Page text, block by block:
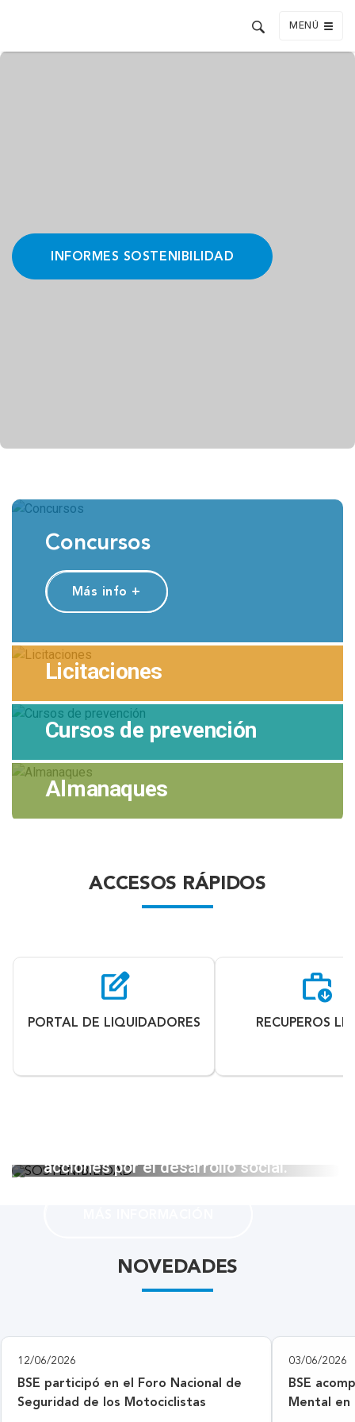
MENÚ
INFORMES SOSTENIBILIDAD
Concursos
Más info +
Licitaciones
Cursos de prevención
Almanaques
ACCESOS RÁPIDOS
edit_square
PORTAL DE LIQUIDADORES
work_update
RECUPEROS
acciones por el desarrollo social.
NOVEDADES
12/06/2026
BSE participó en el Foro Nacional de
Seguridad de los Motociclistas
03/06/2026
BSE
Mental en